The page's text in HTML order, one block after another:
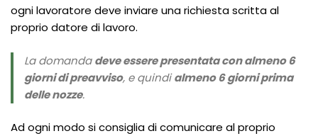
ogni lavoratore deve inviare una richiesta scritta al
proprio datore di lavoro.
La domandadeve essere presentata con almeno 6
giorni di preavviso, e quindialmeno 6 giorni prima
delle nozze.
Ad ogni modo si consiglia di comunicare al proprio